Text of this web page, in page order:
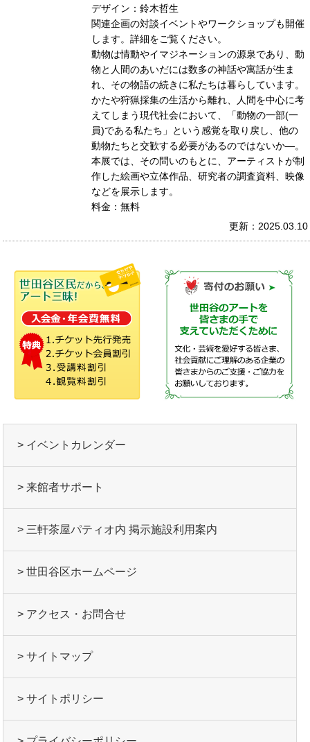
デザイン：鈴木哲生
関連企画の対談イベントやワークショップも開催
します。詳細をご覧ください。
動物は情動やイマジネーションの源泉であり、動
物と人間のあいだには数多の神話や寓話が生ま
れ、その物語の続きに私たちは暮らしています。
かたや狩猟採集の生活から離れ、人間を中心に考
えてしまう現代社会において、「動物の一部(一
員)である私たち」という感覚を取り戻し、他の
動物たちと交歓する必要があるのではないか―。
本展では、その問いのもとに、アーティストが制
作した絵画や立体作品、研究者の調査資料、映像
などを展示します。
料金：無料
更新：2025.03.10
> イベントカレンダー
> 来館者サポート
> 三軒茶屋パティオ内 掲示施設利用案内
> 世田谷区ホームページ
> アクセス・お問合せ
> サイトマップ
> サイトポリシー